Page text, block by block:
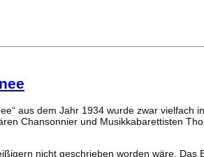
aus dem Jahr 1934 wurde zwar
Chansonnier und Musikkabarettisten
nicht geschrieben worden wäre.